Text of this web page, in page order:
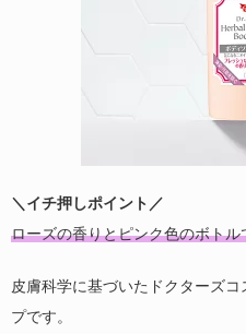
＼イチ押しポイント／
ローズの香りとピンク色のボト
皮膚科学に基づいたドクターズ
プです。